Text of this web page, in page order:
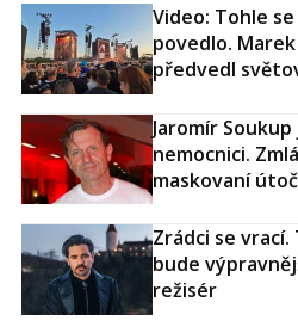
Video: Tohle
povedlo.
předvedl
Jaromír
nemocnici.
maskovaní
Zrádci se
bude
režisér